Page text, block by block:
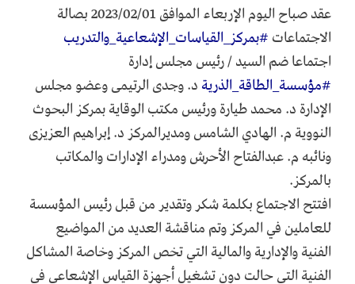
عقد صباح اليوم الإربعاء الموافق 2023/02/01 بصالة
الاجتماعات#بمركز_القياسات_الإشعاعية_والتدريب
اجتماعا ضم السيد / رئيس مجلس إدارة
#مؤسسة_الطاقة_الذريةد. وجدى الرتيمى وعضو مجلس
الإدارة د. محمد طيارة ورئيس مكتب الوقاية بمركز البحوث
النووية م. الهادي الشامس ومديرالمركز د. إبراهيم العزيزى
ونائبه م. عبدالفتاح الأحرش ومدراء الإدارات والمكاتب
بالمركز.
افتتح الاجتماع بكلمة شكر وتقدير من قبل رئيس المؤسسة
للعاملين في المركز وتم مناقشة العديد من المواضيع
الفنية والإدارية والمالية التي تخص المركز وخاصة المشاكل
الفنية التي حالت دون تشغيل أجهزة القياس الإشعاعي في